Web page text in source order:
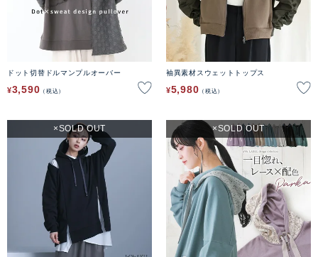
ドット切替ドルマンプルオーバー
¥3,590 税込
袖異素材スウェットトップス
¥5,980 税込
SOLD OUT SOLD OUT